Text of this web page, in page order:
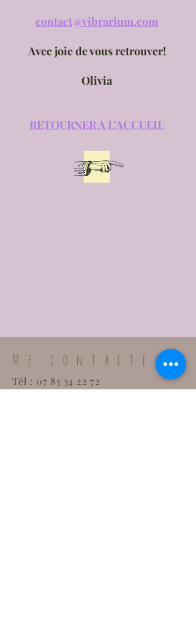
contact@vibrarium.com
Avec joie de vous retrouver!
Olivia
RETOURNER A L'ACCUEIL
Me contacter
Tél : 07 83 34 22 72